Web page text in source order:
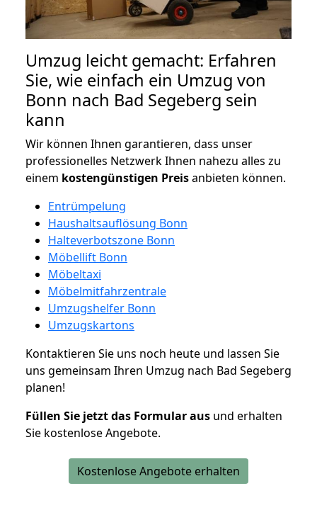
Umzug leicht gemacht: Erfahren
Sie, wie einfach ein Umzug von
Bonn nach Bad Segeberg sein
kann
Wir können Ihnen garantieren, dass unser
professionelles Netzwerk Ihnen nahezu alles zu
einem kostengünstigen Preisanbieten können.
Entrümpelung
Haushaltsauflösung Bonn
Halteverbotszone Bonn
Möbellift Bonn
Möbeltaxi
Möbelmitfahrzentrale
Umzugshelfer Bonn
Umzugskartons
Kontaktieren Sie uns noch heute und lassen Sie
uns gemeinsam Ihren Umzug nach Bad Segeberg
planen!
Füllen Sie jetzt das Formular aus und erhalten
Sie kostenlose Angebote.
Kostenlose Angebote erhalten